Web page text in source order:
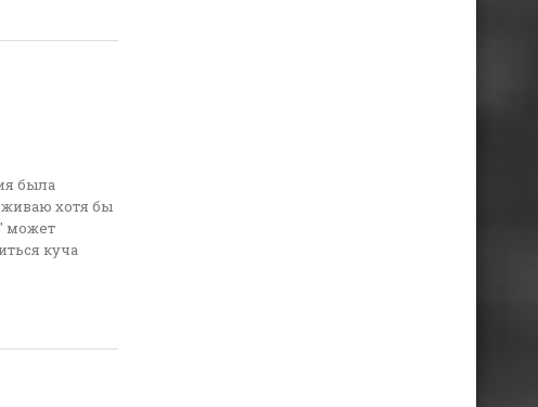
была
хотя бы
может
куча